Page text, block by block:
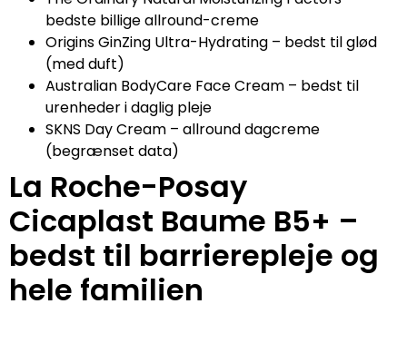
bedste billige allround-creme
Origins GinZing Ultra-Hydrating – bedst til glød
(med duft)
Australian BodyCare Face Cream – bedst til
urenheder i daglig pleje
SKNS Day Cream – allround dagcreme
(begrænset data)
La Roche-Posay
Cicaplast Baume B5+ –
bedst til barrierepleje og
hele familien